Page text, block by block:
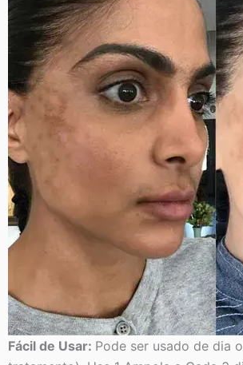
Fácil de Usar: Pode ser usado de dia